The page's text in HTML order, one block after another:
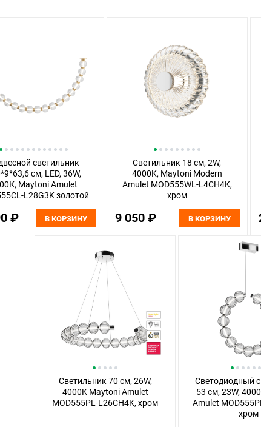
светильник
см, LED, 36W,
Maytoni Amulet
L28G3K золотой
₽ В КОРЗИНУ
Светильник 18 см, 2W,
4000K, Maytoni Modern
Amulet MOD555WL-L4CH4K,
хром
9 050 ₽ В КОРЗИНУ
Светильник 70 см, 26W,
4000K Maytoni Amulet
MOD555PL-L26CH4K, хром
Светодиодный
53 см, 23W,
Amulet
хром